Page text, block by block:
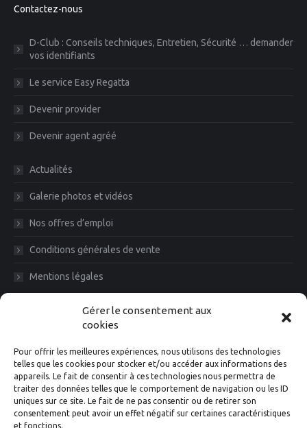
Gérer le consentement aux
cookies
Pour offrir les meilleures expériences, nous utilisons des technologies
telles que les cookies pour stocker et/ou accéder aux informations des
appareils. Le fait de consentir à ces technologies nous permettra de
traiter des données telles que le comportement de navigation ou les ID
uniques sur ce site. Le fait de ne pas consentir ou de retirer son
consentement peut avoir un effet négatif sur certaines caractéristiques
et fonctions.
Contactez-nous
D-Club : Conseils techniques, Entretien, Sécurité … demander
vos identifiants
Le service Easy Regatta
Devenir provider
Devenir agent agréé
Actualités
Galerie photos et vidéos
Nos offres d’emploi
Conditions générales de vente
Mentions légales
Diam News, Restons en contact